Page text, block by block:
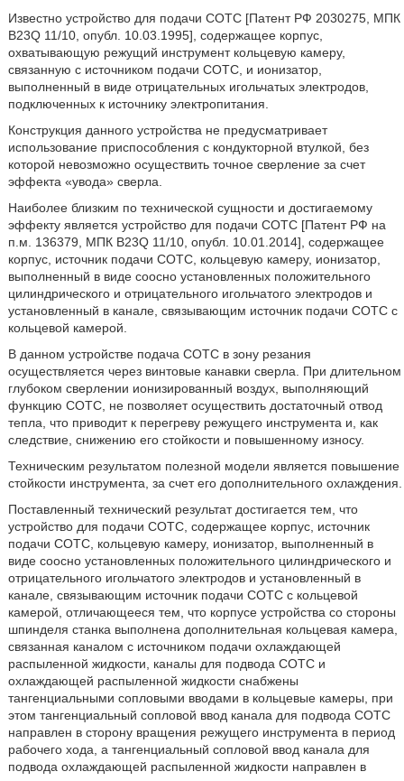
Известно устройство для подачи СОТС [Патент РФ 2030275, МПК
B23Q 11/10, опубл. 10.03.1995], содержащее корпус,
охватывающую режущий инструмент кольцевую камеру,
связанную с источником подачи СОТС, и ионизатор,
выполненный в виде отрицательных игольчатых электродов,
подключенных к источнику электропитания.
Конструкция данного устройства не предусматривает
использование приспособления с кондукторной втулкой, без
которой невозможно осуществить точное сверление за счет
эффекта «увода» сверла.
Наиболее близким по технической сущности и достигаемому
эффекту является устройство для подачи СОТС [Патент РФ на
п.м. 136379, МПК B23Q 11/10, опубл. 10.01.2014], содержащее
корпус, источник подачи СОТС, кольцевую камеру, ионизатор,
выполненный в виде соосно установленных положительного
цилиндрического и отрицательного игольчатого электродов и
установленный в канале, связывающим источник подачи СОТС с
кольцевой камерой.
В данном устройстве подача СОТС в зону резания
осуществляется через винтовые канавки сверла. При длительном
глубоком сверлении ионизированный воздух, выполняющий
функцию СОТС, не позволяет осуществить достаточный отвод
тепла, что приводит к перегреву режущего инструмента и, как
следствие, снижению его стойкости и повышенному износу.
Техническим результатом полезной модели является повышение
стойкости инструмента, за счет его дополнительного охлаждения.
Поставленный технический результат достигается тем, что
устройство для подачи СОТС, содержащее корпус, источник
подачи СОТС, кольцевую камеру, ионизатор, выполненный в
виде соосно установленных положительного цилиндрического и
отрицательного игольчатого электродов и установленный в
канале, связывающим источник подачи СОТС с кольцевой
камерой, отличающееся тем, что корпусе устройства со стороны
шпинделя станка выполнена дополнительная кольцевая камера,
связанная каналом с источником подачи охлаждающей
распыленной жидкости, каналы для подвода СОТС и
охлаждающей распыленной жидкости снабжены
тангенциальными сопловыми вводами в кольцевые камеры, при
этом тангенциальный сопловой ввод канала для подвода СОТС
направлен в сторону вращения режущего инструмента в период
рабочего хода, а тангенциальный сопловой ввод канала для
подвода охлаждающей распыленной жидкости направлен в